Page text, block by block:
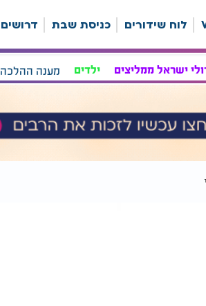
לוח שידורים כניסת שבת דרושים
ישראל ממליצים ילדים מענה ההלכה